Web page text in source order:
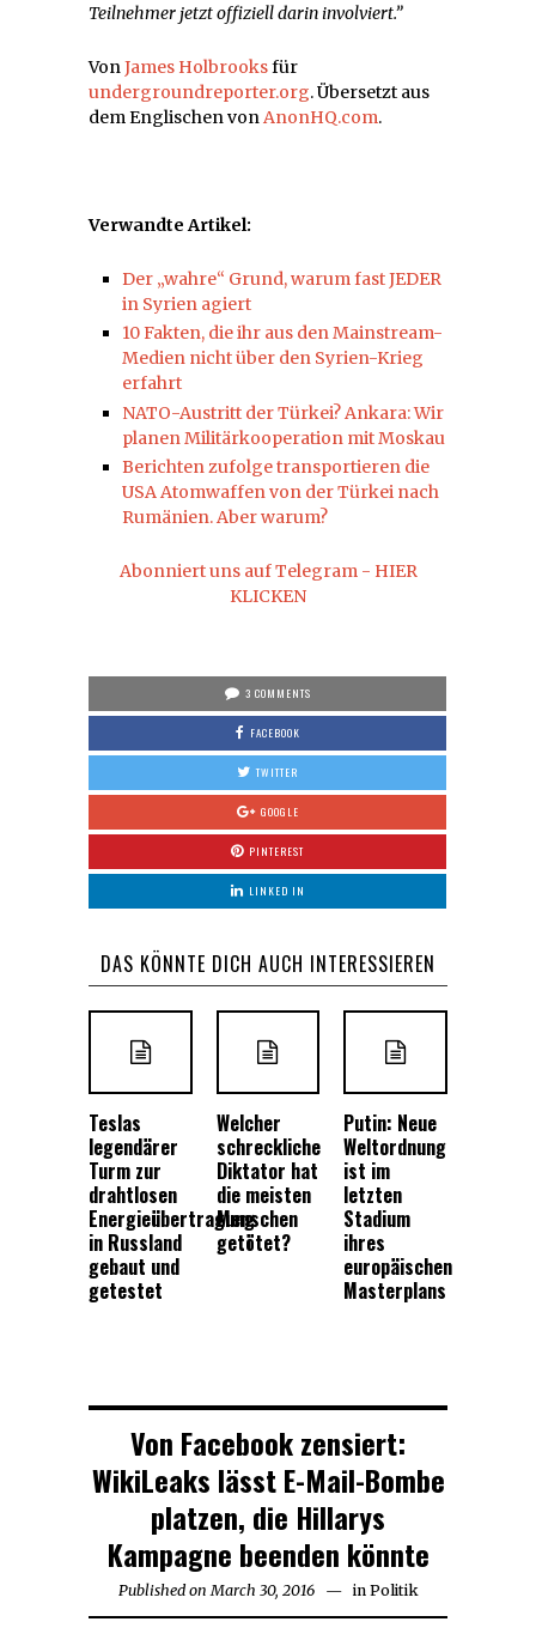
Teilnehmer jetzt offiziell darin involviert.”
VonJames Holbrooksfür
undergroundreporter.org. Übersetzt aus
dem Englischen vonAnonHQ.com.
Verwandte Artikel:
Der „wahre“ Grund, warum fast JEDER
in Syrien agiert
10 Fakten, die ihr aus den Mainstream-
Medien nicht über den Syrien-Krieg
erfahrt
NATO-Austritt der Türkei? Ankara: Wir
planen Militärkooperation mit Moskau
Berichten zufolge transportieren die
USA Atomwaffen von der Türkei nach
Rumänien. Aber warum?
Abonniert uns auf Telegram - HIER
KLICKEN
3 COMMENTS
FACEBOOK
TWITTER
GOOGLE
PINTEREST
LINKED IN
DAS KÖNNTE DICH AUCH INTERESSIEREN
Teslas
legendärer
Turm zur
drahtlosen
Energieübertragung
in Russland
gebaut und
getestet
Welcher
schreckliche
Diktator hat
die meisten
Menschen
getötet?
Putin: Neue
Weltordnung
ist im
letzten
Stadium
ihres
europäischen
Masterplans
Von Facebook zensiert:
WikiLeaks lässt E-Mail-Bombe
platzen, die Hillarys
Kampagne beenden könnte
Published on March 30, 2016Marchin Politik